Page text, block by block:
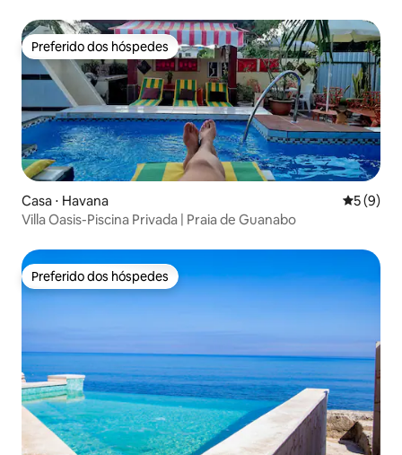
Preferido dos hóspedes
Preferido dos hóspedes
Casa ⋅ Havana 5 de
5 (9)
Villa Oasis-Piscina Privada | Praia de Guanabo
Preferido dos hóspedes
Preferido dos hóspedes